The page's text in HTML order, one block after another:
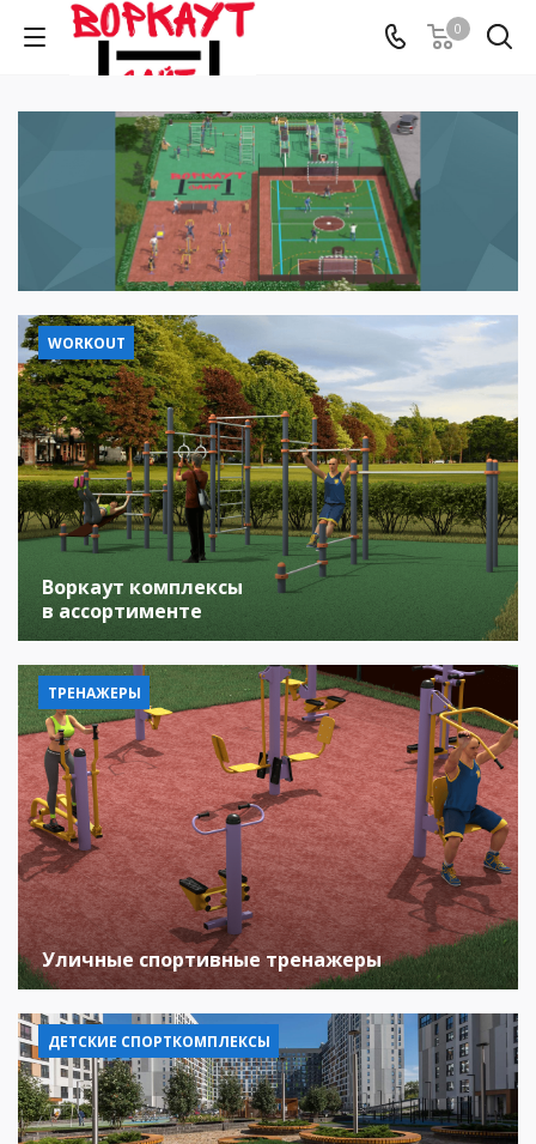
0
WORKOUT
Воркаут комплексы
в ассортименте
ТРЕНАЖЕРЫ
Уличные спортивные тренажеры
ДЕТСКИЕ СПОРТКОМПЛЕКСЫ